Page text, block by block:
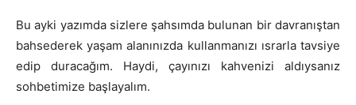
Bu ayki yazımda sizlere şahsımda bulunan bir davranıştan
bahsederek yaşam alanınızda kullanmanızı ısrarla tavsiye
edip duracağım. Haydi, çayınızı kahvenizi aldıysanız
sohbetimize başlayalım.